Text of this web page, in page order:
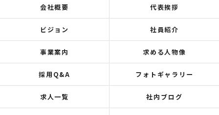
会社概要 代表挨拶
ビジョン 社員紹介
事業案内 求める人物像
採用Q&A フォトギャラリー
求人一覧 社内ブログ